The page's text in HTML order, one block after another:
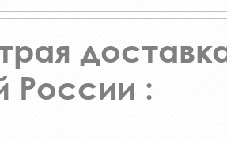
России :